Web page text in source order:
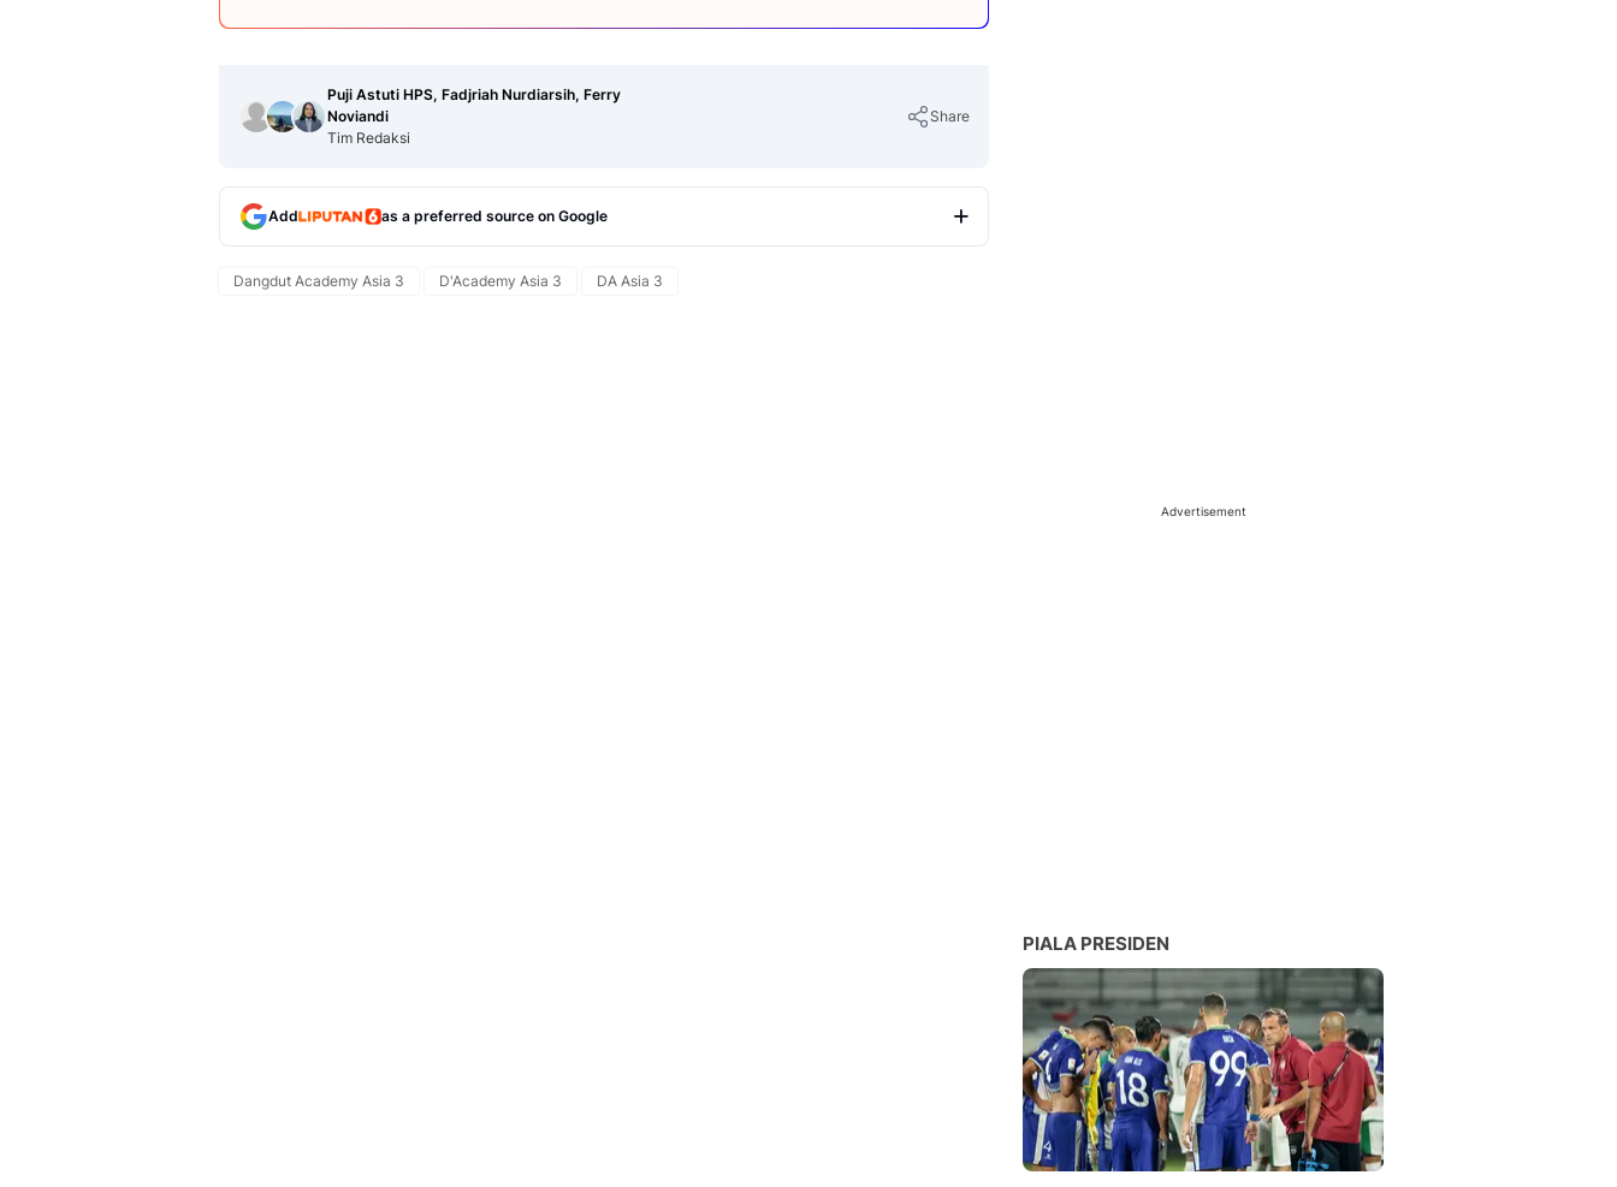
Puji Astuti HPS, Fadjriah Nurdiarsih, Ferry
Noviandi
Tim Redaksi
Share
Add as a preferred source on Google
Dangdut Academy Asia 3 D'Academy Asia 3 DA Asia 3
Advertisement
PIALA PRESIDEN